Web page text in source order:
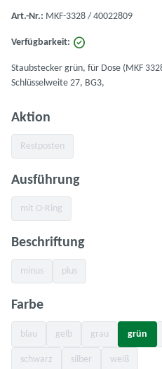
Art.-Nr.: MKF-3328 / 40022809
Verfügbarkeit:
Staubstecker grün, für Dose (MKF
Schlüsselweite 27, BG3,
Aktion
Restposten(Diese Option ist zurzeit nicht
Ausführungauswählen
mit O-Ring(Diese Option ist zurzeit nicht
Beschriftungauswählen
minus(Diese Option ist zurzeit nicht
plus(Diese Option ist zurzeit
Farbeauswählen
blau(Diese Option ist zurzeit nicht
gelb(Diese Option ist zurzeit
grau(Diese Option ist
grün
schwarz(Diese Option ist zurzeit nicht
silber(Diese Option ist
weiß(Diese